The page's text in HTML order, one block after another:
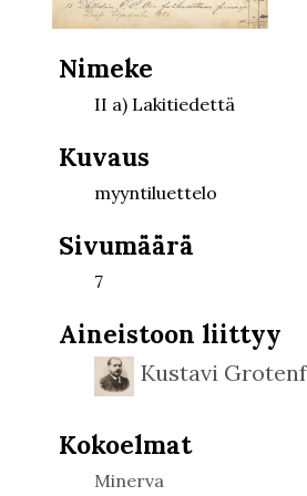
Nimeke
II a) Lakitiedettä
Kuvaus
myyntiluettelo
Sivumäärä
7
Aineistoon liittyy
Kustavi
Kokoelmat
Minerva